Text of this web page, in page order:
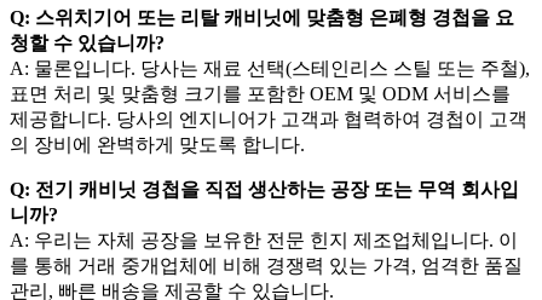
Q: 스위치기어 또는 리탈 캐비닛에 맞춤형 은폐형 경첩을 요
청할 수 있습니까?
A: 물론입니다. 당사는 재료 선택(스테인리스 스틸 또는 주철),
표면 처리 및 맞춤형 크기를 포함한 OEM 및 ODM 서비스를
제공합니다. 당사의 엔지니어가 고객과 협력하여 경첩이 고객
의 장비에 완벽하게 맞도록 합니다.
Q: 전기 캐비닛 경첩을 직접 생산하는 공장 또는 무역 회사입
니까?
A: 우리는 자체 공장을 보유한 전문 힌지 제조업체입니다. 이
를 통해 거래 중개업체에 비해 경쟁력 있는 가격, 엄격한 품질
관리, 빠른 배송을 제공할 수 있습니다.